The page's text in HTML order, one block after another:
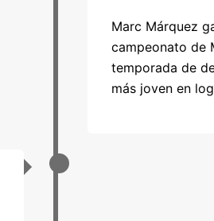
Marc Márquez
campeonato de
temporada de
más joven en